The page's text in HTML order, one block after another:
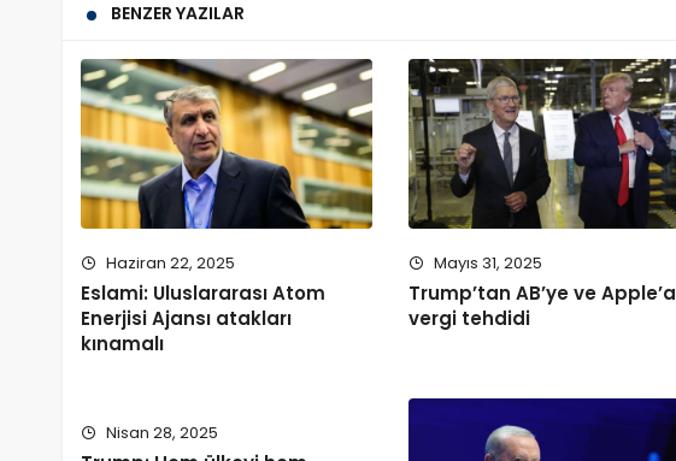
BENZER YAZILAR
Haziran 22, 2025
Eslami: Uluslararası Atom
Enerjisi Ajansı atakları
kınamalı
Mayıs 31, 2025
Trump’tan AB’ye ve Apple’a
vergi tehdidi
Nisan 28, 2025